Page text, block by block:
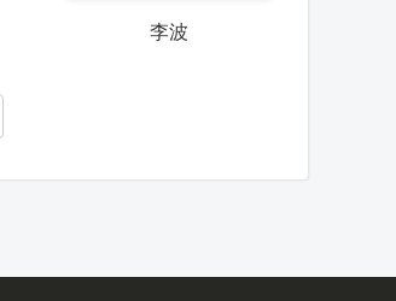
李波